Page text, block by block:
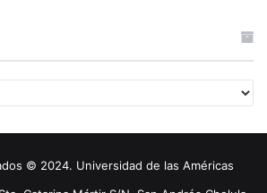
© 2024. Universidad de las Américas